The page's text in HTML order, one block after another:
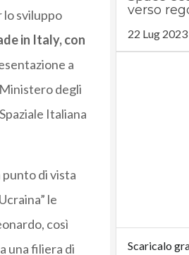
sviluppo
in Italy, con
a
degli
Italiana
punto di vista
le
così
una filiera di
verso
22 Lug 2023
Scaricalo